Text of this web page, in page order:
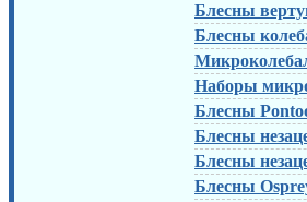
Блесны
Блесны
Наборы
Блесны
Блесны
Блесны
Блесны